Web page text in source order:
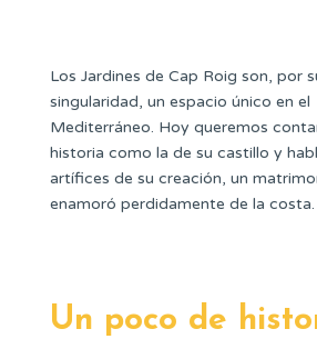
Los Jardines de Cap Roig son, por
singularidad, un espacio único en el
Mediterráneo. Hoy queremos
historia como la de su castillo y
artífices de su creación, un
enamoró perdidamente de la costa.
Un poco de